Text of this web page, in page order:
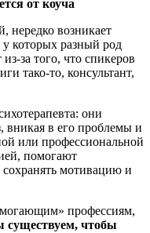
от коуча
нередко возникает
которых разный род
за того, что спикеров
тако-то, консультант,
они
вникая в его проблемы и
или профессиональной
помогают
мотивацию и
профессиям,
чтобы